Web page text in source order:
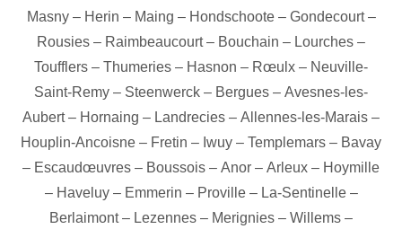
Masny– Herin – Maing – Hondschoote– Gondecourt–
Rousies – Raimbeaucourt– Bouchain – Lourches –
Toufflers – Thumeries – Hasnon – Rœulx – Neuville-
Saint-Remy – Steenwerck – Bergues – Avesnes-les-
Aubert– Hornaing – Landrecies – Allennes-les-Marais –
Houplin-Ancoisne – Fretin – Iwuy – Templemars – Bavay
– Escaudœuvres – Boussois – Anor – Arleux – Hoymille
– Haveluy– Emmerin – Proville– La-Sentinelle–
Berlaimont– Lezennes – Merignies – Willems –